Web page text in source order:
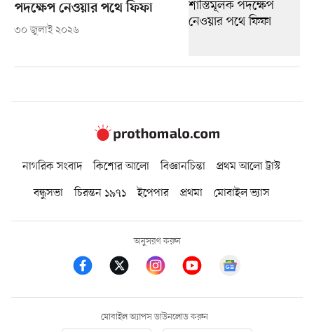
পদক্ষেপ নেওয়ার পথে ফিফা
৩০ জুলাই ২০২৬
নাগরিক সংবাদ কিশোর আলো বিজ্ঞানচিন্তা
প্রথম আলো ট্রাস্ট
বন্ধুসভা
চিরন্তন ১৯৭১ ইপেপার প্রথমা মোবাইল ভ্যাস
অনুসরণ করুন
মোবাইল অ্যাপস ডাউনলোড করুন